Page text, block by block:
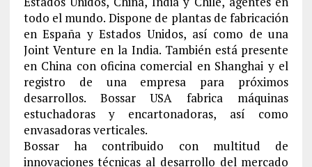
todo el mundo. Dispone de plantas de fabricación
en España y Estados Unidos, así como de una
Joint Venture en la India. También está presente
en China con oficina comercial en Shanghai y el
registro de una empresa para próximos
desarrollos. Bossar USA fabrica máquinas
estuchadoras y encartonadoras, así como
envasadoras verticales.
Bossar ha contribuido con multitud de
innovaciones técnicas al desarrollo del mercado